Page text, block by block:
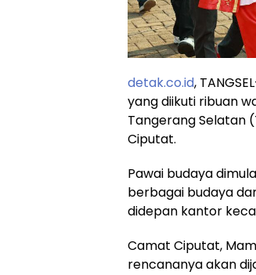
detak.co.id,
yang diikuti ribuan
Tangerang Selatan
Ciputat.
Pawai budaya
berbagai budaya
didepan kantor
Camat Ciputat,
rencananya akan